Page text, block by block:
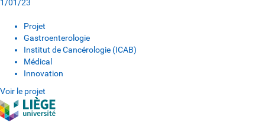
1/01/23
Projet
Gastroenterologie
Institut de Cancérologie (ICAB)
Médical
Innovation
Voir le projet